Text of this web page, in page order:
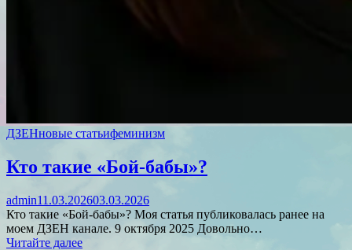
ДЗЕНновые статьифеминизм
Кто такие «Бой-бабы»?
admin11.03.202603.03.2026
Кто такие «Бой-бабы»? Моя статья публиковалась ранее на
моем ДЗЕН канале. 9 октября 2025 Довольно…
Читайте далее